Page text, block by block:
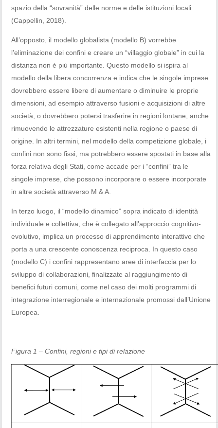
spazio della “sovranità” delle norme e delle istituzioni locali
(Cappellin, 2018).
All’opposto, il modello globalista (modello B) vorrebbe
l’eliminazione dei confini e creare un “villaggio globale” in cui la
distanza non è più importante. Questo modello si ispira al
modello della libera concorrenza e indica che le singole imprese
dovrebbero essere libere di aumentare o diminuire le proprie
dimensioni, ad esempio attraverso fusioni e acquisizioni di altre
società, o dovrebbero potersi trasferire in regioni lontane, anche
rimuovendo le attrezzature esistenti nella regione o paese di
origine. In altri termini, nel modello della competizione globale, i
confini non sono fissi, ma potrebbero essere spostati in base alla
forza relativa degli Stati, come accade per i “confini” tra le
singole imprese, che possono incorporare o essere incorporate
in altre società attraverso M & A.
In terzo luogo, il “modello dinamico” sopra indicato di identità
individuale e collettiva, che è collegato all’approccio cognitivo-
evolutivo, implica un processo di apprendimento interattivo che
porta a una crescente conoscenza reciproca. In questo caso
(modello C) i confini rappresentano aree di interfaccia per lo
sviluppo di collaborazioni, finalizzate al raggiungimento di
benefici futuri comuni, come nel caso dei molti programmi di
integrazione interregionale e internazionale promossi dall’Unione
Europea.
Figura 1 – Confini, regioni e tipi di relazione